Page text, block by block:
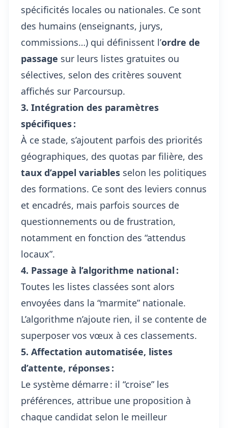
spécificités locales ou nationales. Ce sont
des humains (enseignants, jurys,
commissions…) qui définissent l’ordre de
passage sur leurs listes gratuites ou
sélectives, selon des critères souvent
affichés sur Parcoursup.
3. Intégration des paramètres
spécifiques :
À ce stade, s’ajoutent parfois des priorités
géographiques, des quotas par filière, des
taux d’appel variables selon les politiques
des formations. Ce sont des leviers connus
et encadrés, mais parfois sources de
questionnements ou de frustration,
notamment en fonction des “attendus
locaux”.
4. Passage à l’algorithme national :
Toutes les listes classées sont alors
envoyées dans la “marmite” nationale.
L’algorithme n’ajoute rien, il se contente de
superposer vos vœux à ces classements.
5. Affectation automatisée, listes
d’attente, réponses :
Le système démarre : il “croise” les
préférences, attribue une proposition à
chaque candidat selon le meilleur